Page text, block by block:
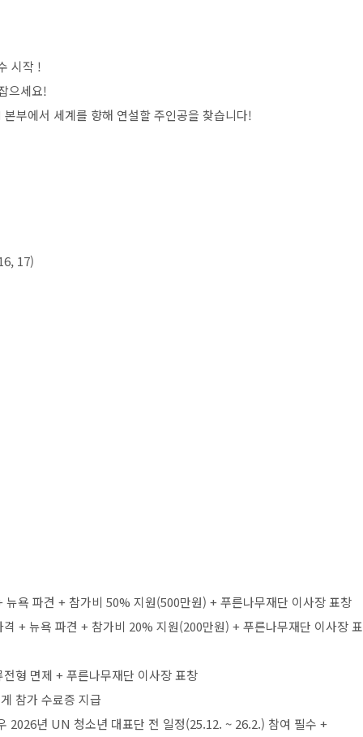
시작 !
으세요!
본부에서 세계를 향해 연설할 주인공을 찾습니다!
17)
뉴욕 파견 + 참가비 50% 지원(500만원) +푸른나무재단 이사장 표창
+뉴욕 파견 + 참가비 20% 지원(200만원) +푸른나무재단 이사장 표
형 면제 +푸른나무재단 이사장 표창
참가 수료증 지급
2026년 UN 청소년 대표단 전 일정(25.12. ~ 26.2.) 참여 필수 +